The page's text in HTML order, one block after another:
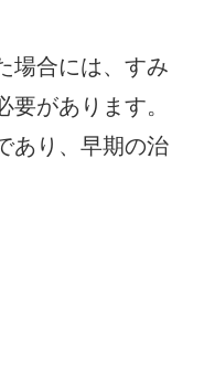
場合には、すみ
があります。
あり、早期の治